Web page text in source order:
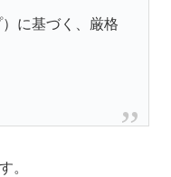
に基づく、厳格
。